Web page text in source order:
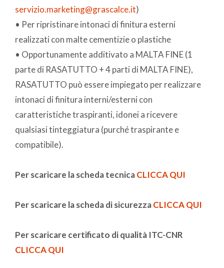
servizio.marketing@grascalce.it)
• Per ripristinare intonaci di finitura esterni
realizzati con malte cementizie o plastiche
• Opportunamente additivato a MALTA FINE (1
parte di RASATUTTO + 4 parti di MALTA FINE),
RASATUTTO può essere impiegato per realizzare
intonaci di finitura interni/esterni con
caratteristiche traspiranti, idonei a ricevere
qualsiasi tinteggiatura (purché traspirante e
compatibile).
Per scaricare la scheda tecnicaCLICCA QUI
Per scaricare la scheda di sicurezzaCLICCA QUI
Per scaricare certificato di qualità ITC-CNR
CLICCA QUI